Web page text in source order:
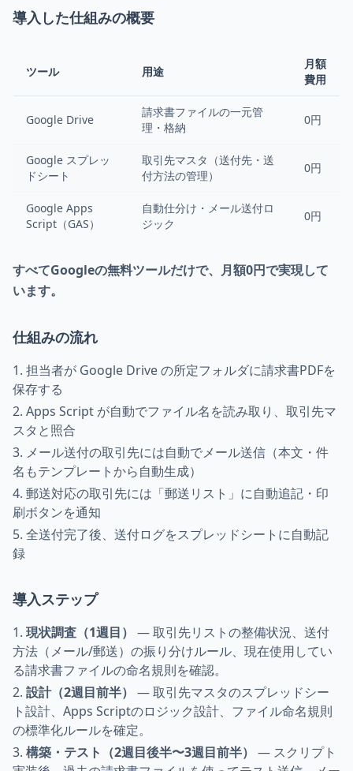
導入した仕組みの概要
ツール 用途
月額
費用
Google Drive
請求書ファイルの一元管
理・格納
0円
Google スプレッ
ドシート
取引先マスタ（送付先・送
付方法の管理）
0円
Google Apps
Script（GAS）
自動仕分け・メール送付ロ
ジック
0円
すべてGoogleの無料ツールだけで、月額0円で実現して
います。
仕組みの流れ
担当者が Google Drive の所定フォルダに請求書PDFを
保存する
Apps Script が自動でファイル名を読み取り、取引先マ
スタと照合
メール送付の取引先には自動でメール送信（本文・件
名もテンプレートから自動生成）
郵送対応の取引先には「郵送リスト」に自動追記・印
刷ボタンを通知
全送付完了後、送付ログをスプレッドシートに自動記
録
導入ステップ
現状調査（1週目） — 取引先リストの整備状況、送付
方法（メール/郵送）の振り分けルール、現在使用してい
る請求書ファイルの命名規則を確認。
設計（2週目前半） — 取引先マスタのスプレッドシー
ト設計、Apps Scriptのロジック設計、ファイル命名規則
の標準化ルールを確定。
構築・テスト（2週目後半〜3週目前半） — スクリプト